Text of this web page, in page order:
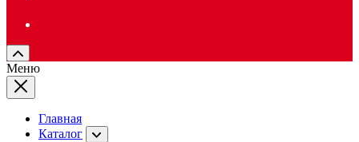
Меню
Главная
Каталог